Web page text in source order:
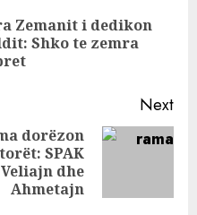
Zemanit i dedikon
Shko te zemra
Next
dorëzon
SPAK
dhe
Ahmetajn